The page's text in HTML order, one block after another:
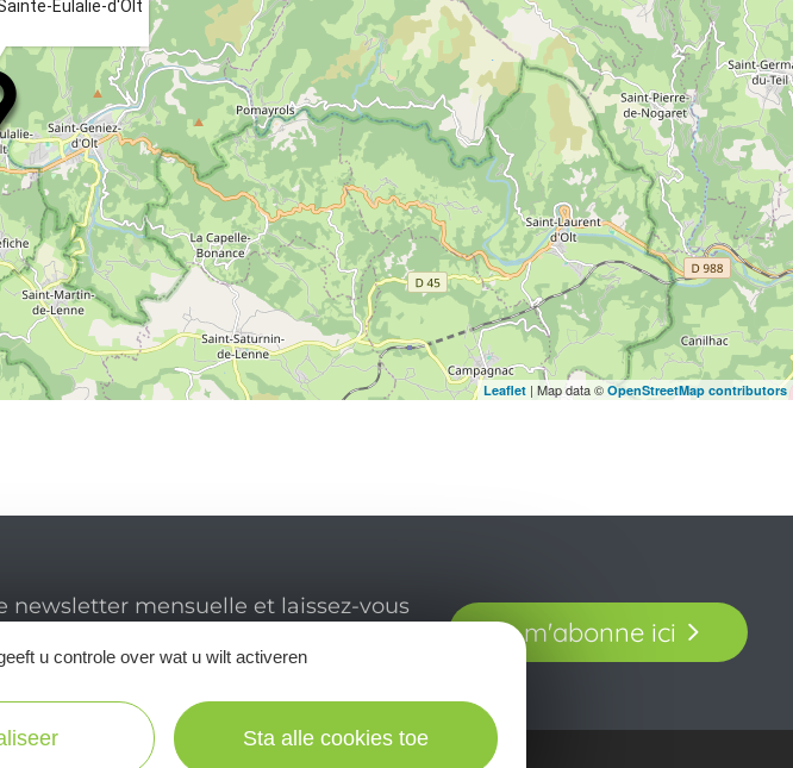
Eulalie-d'Olt
Leaflet | Map data © OpenStreetMap contributors
newsletter mensuelle et laissez-vous
Je m'abonne ici
u controle over wat u wilt activeren
Sta alle cookies toe